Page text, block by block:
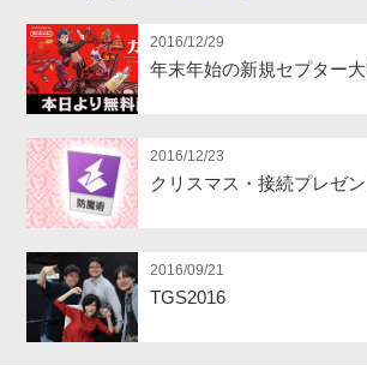
2016/12/29
年末年始の新規セプター
2016/12/23
クリスマス・接続プレゼン
2016/09/21
TGS2016